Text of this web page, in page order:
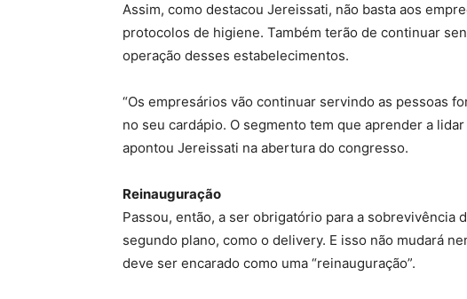
Assim, como destacou Jereissati, não basta aos
protocolos de higiene. Também terão de continuar
operação desses estabelecimentos.
“Os empresários vão continuar servindo as pessoas
no seu cardápio. O segmento tem que aprender a
apontou Jereissati na abertura do congresso.
Reinauguração
Passou, então, a ser obrigatório para a
segundo plano, como o delivery. E isso não mudará
deve ser encarado como uma “reinauguração”.